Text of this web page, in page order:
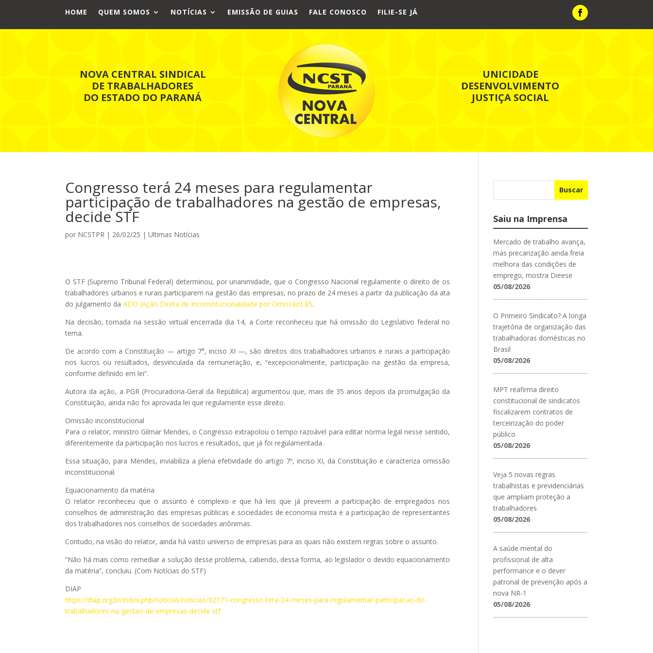
HOME QUEM SOMOS NOTÍCIAS EMISSÃO DE GUIAS FALE CONOSCO FILIE-SE JÁ
NOVA CENTRAL SINDICAL
DE TRABALHADORES
DO ESTADO DO PARANÁ
UNICIDADE
DESENVOLVIMENTO
JUSTIÇA SOCIAL
Congresso terá 24 meses para regulamentar
participação de trabalhadores na gestão de empresas,
decide STF
por NCSTPR | 26/02/25 |Ultimas Notícias
O STF (Supremo Tribunal Federal) determinou, por unanimidade, que o Congresso Nacional regulamente o direito de os
trabalhadores urbanos e rurais participarem na gestão das empresas, no prazo de 24 meses a partir da publicação da ata
do julgamento daADO (Ação Direta de Inconstitucionalidade por Omissão) 85.
Na decisão, tomada na sessão virtual encerrada dia 14, a Corte reconheceu que há omissão do Legislativo federal no
tema.
De acordo com a Constituição — artigo 7°, inciso XI —, são direitos dos trabalhadores urbanos e rurais a participação
nos lucros ou resultados, desvinculada da remuneração, e, “excepcionalmente, participação na gestão da empresa,
conforme definido em lei”.
Autora da ação, a PGR (Procuradoria-Geral da República) argumentou que, mais de 35 anos depois da promulgação da
Constituição, ainda não foi aprovada lei que regulamente esse direito.
Omissão inconstitucional
Para o relator, ministro Gilmar Mendes, o Congresso extrapolou o tempo razoável para editar norma legal nesse sentido,
diferentemente da participação nos lucros e resultados, que já foi regulamentada.
Essa situação, para Mendes, inviabiliza a plena efetividade do artigo 7º, inciso XI, da Constituição e caracteriza omissão
inconstitucional.
Equacionamento da matéria
O relator reconheceu que o assunto é complexo e que há leis que já preveem a participação de empregados nos
conselhos de administração das empresas públicas e sociedades de economia mista e a participação de representantes
dos trabalhadores nos conselhos de sociedades anônimas.
Contudo, na visão do relator, ainda há vasto universo de empresas para as quais não existem regras sobre o assunto.
“Não há mais como remediar a solução desse problema, cabendo, dessa forma, ao legislador o devido equacionamento
da matéria”, concluiu. (Com Notícias do STF)
DIAP
https://diap.org.br/index.php/noticias/noticias/92171-congresso-tera-24-meses-para-regulamentar-participacao-de-
trabalhadores-na-gestao-de-empresas-decide-stf
Buscar
Saiu na Imprensa
Mercado de trabalho avança,
mas precarização ainda freia
melhora das condições de
emprego, mostra Dieese
05/08/2026
O Primeiro Sindicato? A longa
trajetória de organização das
trabalhadoras domésticas no
Brasil
05/08/2026
MPT reafirma direito
constitucional de sindicatos
fiscalizarem contratos de
terceirização do poder
público
05/08/2026
Veja 5 novas regras
trabalhistas e previdenciárias
que ampliam proteção a
trabalhadores
05/08/2026
A saúde mental do
profissional de alta
performance e o dever
patronal de prevenção após a
nova NR-1
05/08/2026